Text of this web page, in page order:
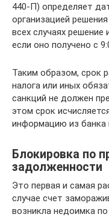
440-П) определяет
организацией
всех случаях решение
если оно получено с
Таким образом, срок
налога или иных
санкций не должен
этом срок
информацию из банка
Блокировка по
задолженности
Это первая и самая
случае счет
возникла недоимка